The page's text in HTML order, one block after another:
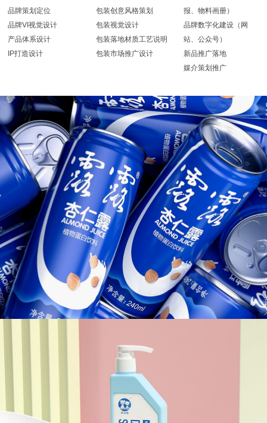
品牌策划定位
品牌VI视觉设计
产品体系设计
IP打造设计
包装创意风格策划
包装视觉设计
包装落地材质工艺说明
包装市场推广设计
报、物料画册）
品牌数字化建设（网
站、公众号）
新品推广落地
媒介策划推广